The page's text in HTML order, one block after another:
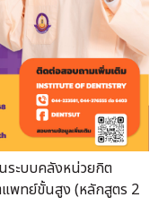
ระบบคลังหน่วยกิต
พทย์ขั้นสูง (หลักสูตร 2